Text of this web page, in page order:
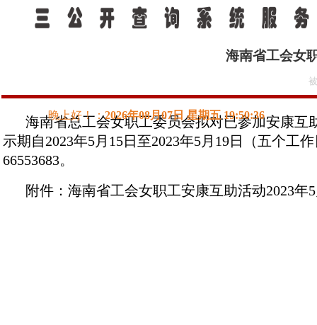
所在位置：新闻动态 公示公告
海南省工会女
海南省总工会女职工委员会拟对已参加安康
示期自2023年5月15日至2023年5月19日（五个工
66553683。
附件：海南省工会女职工安康互助活动2023